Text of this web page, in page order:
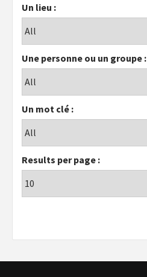
Un lieu :
Une personne ou un groupe :
Un mot clé :
Results per page :